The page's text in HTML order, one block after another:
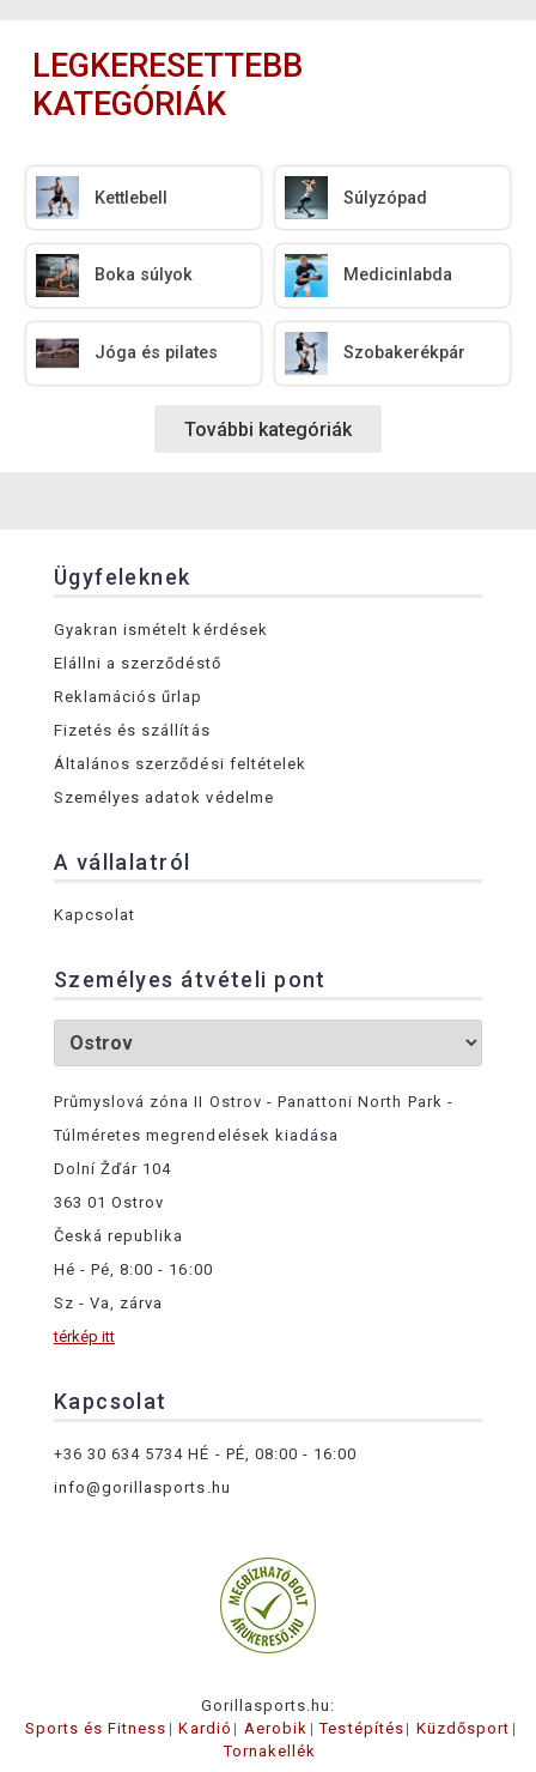
LEGKERESETTEBB
KATEGÓRIÁK
Kettlebell Súlyzópad
Boka súlyok Medicinlabda
Jóga és pilates Szobakerékpár
További kategóriák
Ügyfeleknek
Gyakran ismételt kérdések
Elállni a szerződéstő
Reklamációs űrlap
Fizetés és szállítás
Általános szerződési feltételek
Személyes adatok védelme
A vállalatról
Kapcsolat
Személyes átvételi pont
Průmyslová zóna II Ostrov - Panattoni North Park -
Túlméretes megrendelések kiadása
Dolní Žďár 104
363 01 Ostrov
Česká republika
Hé - Pé, 8:00 - 16:00
Sz - Va, zárva
térkép itt
Kapcsolat
+36 30 634 5734 HÉ - PÉ, 08:00 - 16:00
info@gorillasports.hu
Gorillasports.hu:
Sports és Fitness
Kardió Aerobik Testépítés
Küzdősport
Tornakellék